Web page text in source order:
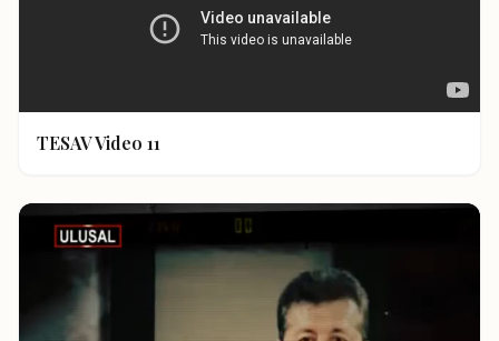
TESAV Video 11